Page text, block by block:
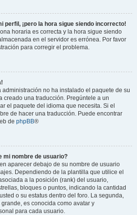
perfil, ¡pero la hora sigue siendo incorrecto!
horaria es correcta y la hora sigue siendo
en el servidor es errónea. Por favor
para corregir el problema.
administración no ha instalado el paquete de su
creado una traducción. Pregúntele a un
el paquete del idioma que necesita. Si el
de hacer una traducción. Puede encontrar
de phpBB®
mi nombre de usuario?
aparecer debajo de su nombre de usuario
Dependiendo de la plantilla que utilice el
a la posición (rank) del usuario,
bloques o puntos, indicando la cantidad
o su estatus dentro del foro. La segunda,
es conocida como avatar y
para cada usuario.